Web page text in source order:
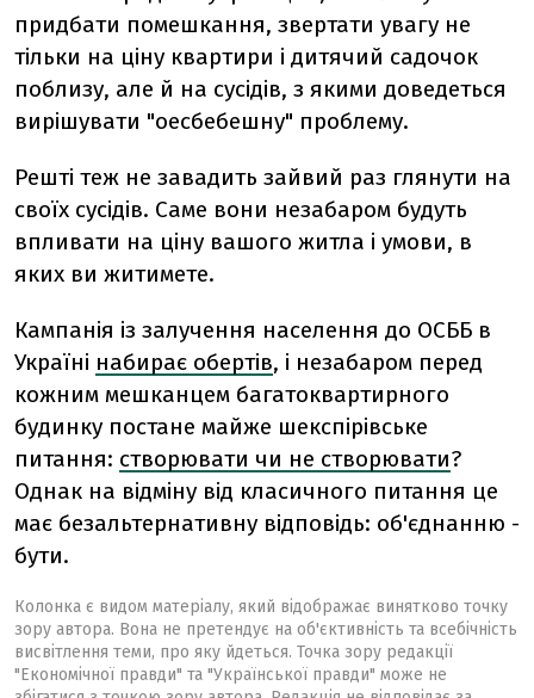
придбати помешкання, звертати увагу не
тільки на ціну квартири і дитячий садочок
поблизу, але й на сусідів, з якими доведеться
вирішувати "оесбебешну" проблему.
Решті теж не завадить зайвий раз глянути на
своїх сусідів. Саме вони незабаром будуть
впливати на ціну вашого житла і умови, в
яких ви житимете.
Кампанія із залучення населення до ОСББ в
Україні набирає обертів, і незабаром перед
кожним мешканцем багатоквартирного
будинку постане майже шекспірівське
питання: створювати чи не створювати?
Однак на відміну від класичного питання це
має безальтернативну відповідь: об'єднанню -
бути.
Колонка є видом матеріалу, який відображає винятково точку
зору автора. Вона не претендує на об'єктивність та всебічність
висвітлення теми, про яку йдеться. Точка зору редакції
"Економічної правди" та "Української правди" може не